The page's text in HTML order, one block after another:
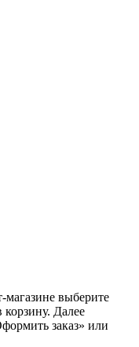
выберите
корзину. Далее
заказ» или